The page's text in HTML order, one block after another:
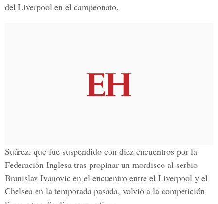
del Liverpool en el campeonato.
Suárez, que fue suspendido con diez encuentros por la
Federación Inglesa tras propinar un mordisco al serbio
Branislav Ivanovic en el encuentro entre el Liverpool y el
Chelsea en la temporada pasada, volvió a la competición